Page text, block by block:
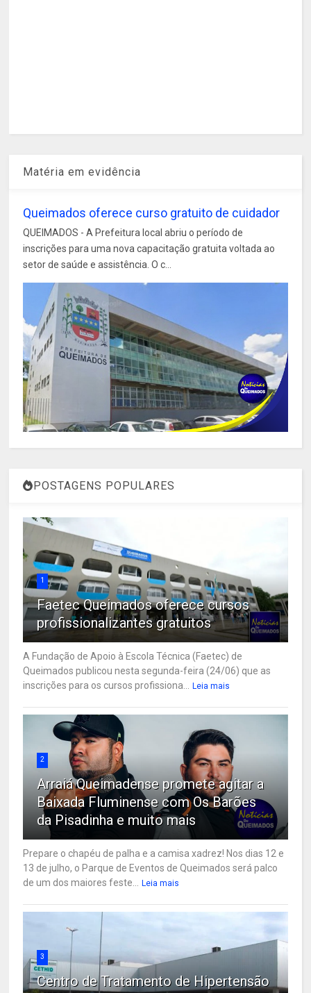
Matéria em evidência
Queimados oferece curso gratuito de cuidador
QUEIMADOS - A Prefeitura local abriu o período de
inscrições para uma nova capacitação gratuita voltada ao
setor de saúde e assistência. O c...
POSTAGENS POPULARES
1
Faetec Queimados oferece cursos
profissionalizantes gratuitos
A Fundação de Apoio à Escola Técnica (Faetec) de
Queimados publicou nesta segunda-feira (24/06) que as
inscrições para os cursos profissiona...
Leia mais
2
Arraiá Queimadense promete agitar a
Baixada Fluminense com Os Barões
da Pisadinha e muito mais
Prepare o chapéu de palha e a camisa xadrez! Nos dias 12 e
13 de julho, o Parque de Eventos de Queimados será palco
de um dos maiores feste...
Leia mais
3
Centro de Tratamento de Hipertensão